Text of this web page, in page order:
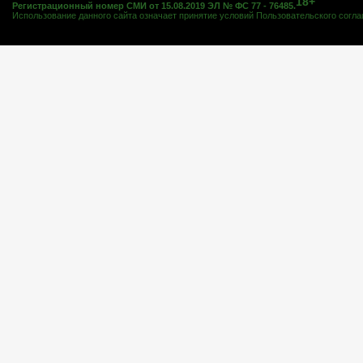
Регистрационный номер СМИ от 15.08.2019 ЭЛ № ФС 77 - 76485.
Использование данного сайта означает принятие условий Пользовательского